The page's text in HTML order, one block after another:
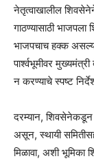
नेतृत्वाखालील
गाठण्यासाठी
भाजपचाच हक्क
पार्श्वभूमीवर
न करण्याचे स्पष्ट
दरम्यान, शिवसेनेकडून
असून, स्थायी
मिळावा, अशी भूमिका